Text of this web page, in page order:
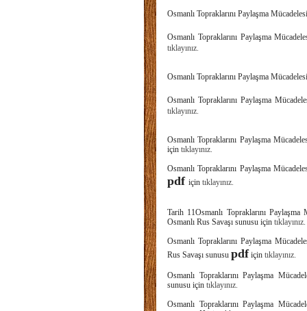
Osmanlı Topraklarını Paylaşma
Osmanlı Topraklarını Paylaşma
tıklayınız.
Osmanlı Topraklarını Paylaşma
Osmanlı Topraklarını Paylaşma
tıklayınız.
Osmanlı Topraklarını Paylaşma
için tıklayınız.
Osmanlı Topraklarını Paylaşma
pdf için tıklayınız.
Tarih 11Osmanlı Topraklarını
Osmanlı Rus Savaşı sunusu için tıklayınız.
Osmanlı Topraklarını Paylaşma
Rus Savaşı sunusu pdf için tıklayınız.
Osmanlı Topraklarını Paylaşma
sunusu için tıklayınız.
Osmanlı Topraklarını Paylaşma